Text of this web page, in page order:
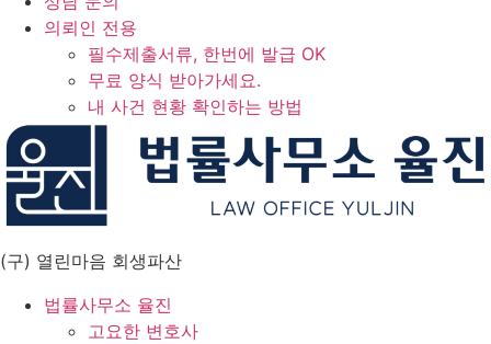
의뢰인 전용
필수제출서류, 한번에 발급 OK
무료 양식 받아가세요.
내 사건 현황 확인하는 방법
(구) 열린마음 회생파산
법률사무소 율진
고요한 변호사